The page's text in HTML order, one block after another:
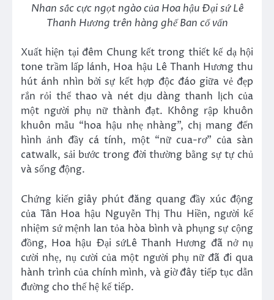
Nhan sắc cực ngọt ngào của Hoa hậu Đại sứ Lê
Thanh Hương trên hàng ghế Ban cố vấn
Xuất hiện tại đêm Chung kết trong thiết kế dạ hội
tone trầm lấp lánh, Hoa hậu Lê Thanh Hương thu
hút ánh nhìn bởi sự kết hợp độc đáo giữa vẻ đẹp
rắn rỏi thể thao và nét dịu dàng thanh lịch của
một người phụ nữ thành đạt. Không rập khuôn
khuôn mẫu “hoa hậu nhẹ nhàng”, chị mang đến
hình ảnh đầy cá tính, một “nữ cua-rơ” của sàn
catwalk, sải bước trong đời thường bằng sự tự chủ
và sống động.
Chứng kiến giây phút đăng quang đầy xúc động
của Tân Hoa hậu Nguyễn Thị Thu Hiền, người kế
nhiệm sứ mệnh lan tỏa hòa bình và phụng sự cộng
đồng, Hoa hậu Đại sứLê Thanh Hương đã nở nụ
cười nhẹ, nụ cười của một người phụ nữ đã đi qua
hành trình của chính mình, và giờ đây tiếp tục dẫn
đường cho thế hệ kế tiếp.